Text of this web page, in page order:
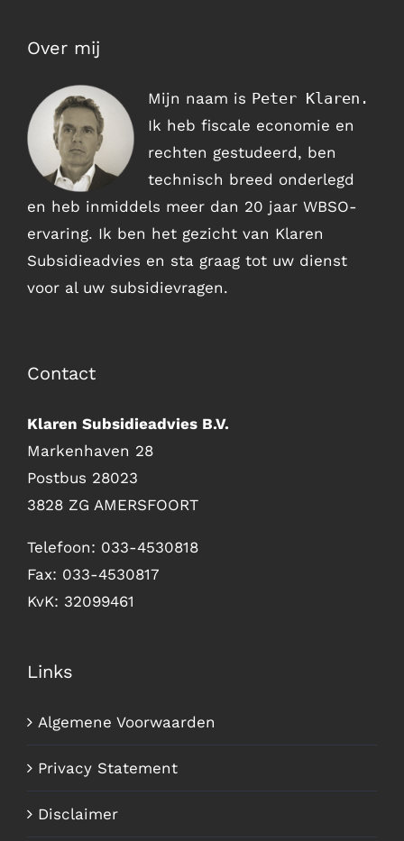
Over mij
Mijn naam is Peter Klaren.
Ik heb fiscale economie en
rechten gestudeerd, ben
technisch breed onderlegd
en heb inmiddels meer dan 20 jaar WBSO-
ervaring. Ik ben het gezicht van Klaren
Subsidieadvies en sta graag tot uw dienst
voor al uw subsidievragen.
Contact
Klaren Subsidieadvies B.V.
Markenhaven 28
Postbus 28023
3828 ZG AMERSFOORT
Telefoon: 033-4530818
Fax: 033-4530817
KvK: 32099461
Links
Algemene Voorwaarden
Privacy Statement
Disclaimer